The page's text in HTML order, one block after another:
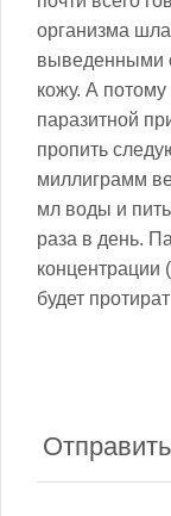
организма
выведенными
кожу. А
паразитной
пропить
миллиграмм
мл воды и
раза в день.
концентрации
будет